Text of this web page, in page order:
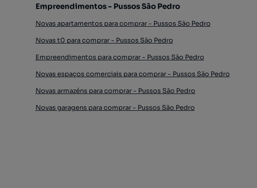
Empreendimentos - Pussos São Pedro
Novas apartamentos para comprar - Pussos São Pedro
Novas t0 para comprar - Pussos São Pedro
Empreendimentos para comprar - Pussos São Pedro
Novas espaços comerciais para comprar - Pussos São Pedro
Novas armazéns para comprar - Pussos São Pedro
Novas garagens para comprar - Pussos São Pedro